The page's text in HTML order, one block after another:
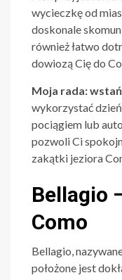
wycieczkę od
doskonale
również łatwo
dowiozą Cię do
Moja rada:
wykorzystać
pociągiem lub
pozwoli Ci
zakątki jeziora
Bellagio
Como
Bellagio,
położone jest